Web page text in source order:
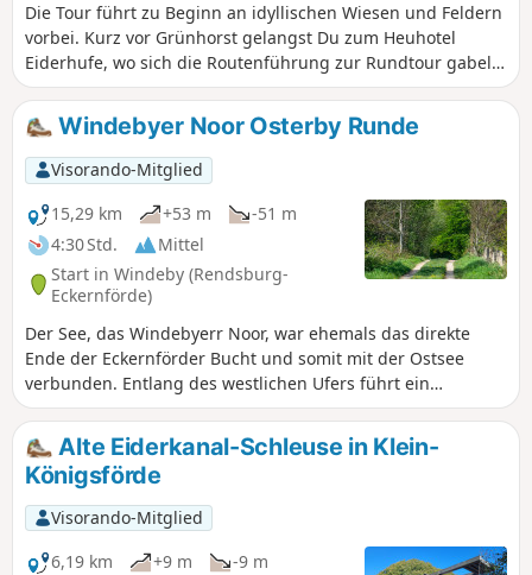
Die Tour führt zu Beginn an idyllischen Wiesen und Feldern
vorbei. Kurz vor Grünhorst gelangst Du zum Heuhotel
Eiderhufe, wo sich die Routenführung zur Rundtour gabelt.
Du gehst nach links weiter und kommst, entlang eines
Knicks am Feldrand, in den nahegelegenen Wald. Am Ende
des Waldes erreichst Du dann den Nord-Ostsee-Kanal.
Etwas oberhalb des Kanals führt die Wanderroute bis nach
Sehestedt. An der Feldsteinkirche vorbei, kannst Du noch
einen Abstecher zum MarktTreff an der Kanalfähre machen.
Auf der großen Ausenterasse mit Gastronomie, hast Du
einen schönen Ausblick auf den Kanal und die
vorbeifahrenden Schiffe. Der Rückweg führt zuerst durch
das Gut Sehestedt und danach durch die Felder und den
Wald, nach Grünhorst. Hier triffst Du wieder auf den Weg,
der dich nach Holtsee führt.
Windebyer Noor Osterby Runde
Visorando-Mitglied
15,29 km
+53 m
-51 m
4:30 Std.
Mittel
Start in Windeby (Rendsburg-
Eckernförde)
Der See, das Windebyerr Noor, war ehemals das direkte
Ende der Eckernförder Bucht und somit mit der Ostsee
verbunden. Entlang des westlichen Ufers führt ein
schmaler Wanderweg durch alten Baumbestand.
Badefreunde können ihre Badehose zu Hause lassen. Eine
Badestelle ist am Windebyer Noor nicht anzutreffen.
Danach schwenkt der Weg durch das hügelige Weide- und
Ackerland Region, mit den typischen Knicks und Reddern.
In Kochendorf ist noch das ein oder andere Reetdachhaus
zu sehen.
Alte Eiderkanal-Schleuse in Klein-
Königsförde
Visorando-Mitglied
6,19 km
+9 m
-9 m